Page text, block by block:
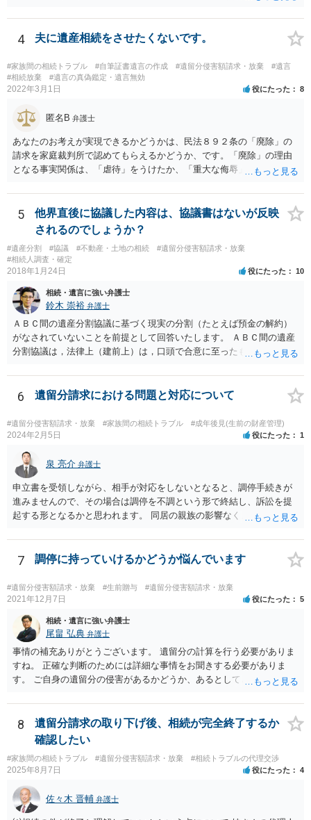
4 夫に遺産相続をさせたくないです。
#家族間の相続トラブル #自筆証書遺言の作成 #遺留分侵害額請求・放棄
#遺言
#相続放棄
#遺言の真偽鑑定・遺言無効
2022年3月1日 役にたった 8
匿名B 弁護士
あなたのお考えが実現できるかどうかは、民法８９２条の「廃除」の
請求を家庭裁判所で認めてもらえるかどうか、です。「廃除」の理由
となる事実関係は、「虐待」をうけたか、「重大な侮辱」を受けた
「廃除」は遺言でも可能です（民法８９３条）。 弁護士に具体的な事
情を話して相談して、「廃除」が可能か、実際に法律相談を受けるこ
とをお勧めします。
5
他界直後に協議した内容は、協議書はないが反映
されるのでしょうか？
#遺産分割 #協議 #不動産・土地の相続
#遺留分侵害額請求・放棄
#相続人調査・確定
2018年1月24日 役にたった 10
相続・遺言に強い弁護士
鈴木 崇裕 弁護士
ＡＢＣ間の遺産分割協議に基づく現実の分割（たとえば預金の解約）
がなされていないことを前提として回答いたします。 ＡＢＣ間の遺産
分割協議は，法律上（建前上）は，口頭で合意に至ったものであって
ん。 また，不動産の名義を移転するためには，遺産分割協議書への署
名捺印を得る必要があります。 したがって，残念ながら，「ＡＢＣ間
の遺産分割協議が有効に成立している」という前提に基づく主張は困
難と思われます。 「ＡＢＣ間の遺産分割協議は未了のまま，ＡとＢが
死亡し，二次相続が発生した」という前提に基づいて協議を進める必
議の内容を前提とした主張をすることが最も有利ですが，ＡＢの相続
人は応じない姿勢を示していることから，実現は困難だと思います。
主張としては維持しつつも，現実的な解決方法（遺産分割協議の落と
しどころ）としては，譲歩することを甘受しなければならないかもし
れません。
6 遺留分請求における問題と対応について
#遺留分侵害額請求・放棄 #家族間の相続トラブル #成年後見(生前の財産管理)
2024年2月5日 役にたった 1
泉 亮介 弁護士
申立書を受領しながら、相手が対応をしないとなると、調停手続きが
進みませんので、その場合は調停を不調という形で終結し、訴訟を提
起する形となるかと思われます。 同居の親族の影響なく、というのは
め、後からひっくり返すということは難しくなってくるかと思われま
す。 公開相談の場でのご相談については、どうしても限界が出てしま
7 調停に持っていけるかどうか悩んでいます
#遺留分侵害額請求・放棄 #生前贈与 #遺留分侵害額請求・放棄
2021年12月7日 役にたった 5
相続・遺言に強い弁護士
尾畠 弘典 弁護士
事情の補充ありがとうございます。 遺留分の計算を行う必要がありま
すね。 正確な判断のためには詳細な事情をお聞きする必要がありま
す。 ご自身の遺留分の侵害があるかどうか、あるとしてどの程度の金
相談されるのが良いと思います。
8
遺留分請求の取り下げ後、相続が完全終了するか
確認したい
#家族間の相続トラブル #遺留分侵害額請求・放棄 #相続トラブルの代理交渉
2025年8月7日 役にたった 4
佐々木 晋輔 弁護士